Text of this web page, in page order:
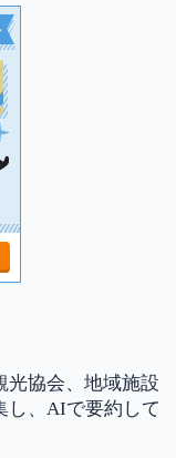
光協会、地域施設
し、AIで要約して